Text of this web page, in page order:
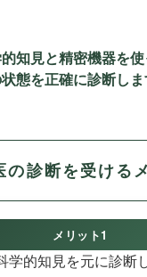
知見と精密機器を
態を正確に診断しま
の診断を受ける
学的知見を元に診断